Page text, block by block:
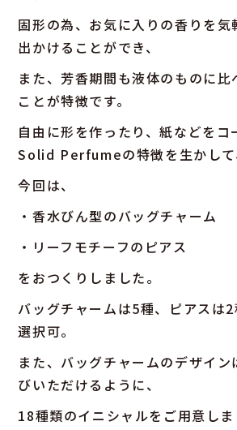
固形の為、お気に入りの香りを気
出かけることができ、
また、芳香期間も液体のものに比
ことが特徴です。
自由に形を作ったり、紙などをコ
Solid Perfumeの特徴を生かして
今回は、
・香水びん型のバッグチャーム
・リーフモチーフのピアス
をおつくりしました。
バッグチャームは5種、ピアスは
選択可。
また、バッグチャームのデザイン
びいただけるように、
18種類のイニシャルをご用意しま